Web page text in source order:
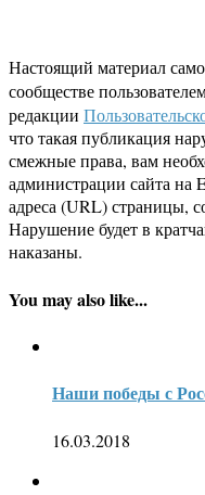
Настоящий материал
сообществе
редакции
что такая публикация
смежные права, вам
администрации сайта на
адреса (URL) страницы,
Нарушение будет в
наказаны.
You may also like...
Наши победы с
16.03.2018